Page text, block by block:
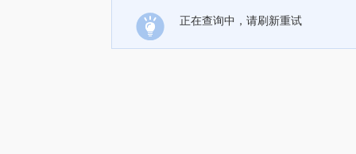
正在查询中，请刷新重试